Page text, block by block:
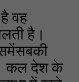
वह
है।
कल देश के